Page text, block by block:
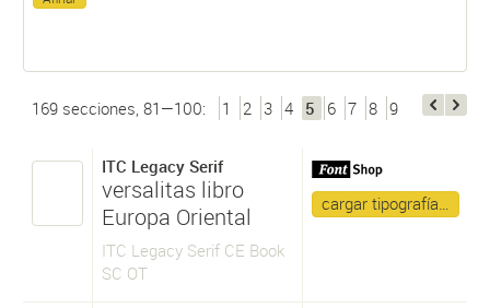
169 secciones, 81—100: 1 2 3 4 5 6 7 8 9
ITC Legacy Serif
versalitas libro
Europa Oriental
ITC Legacy Serif CE Book
SC OT
cargar tipografía…